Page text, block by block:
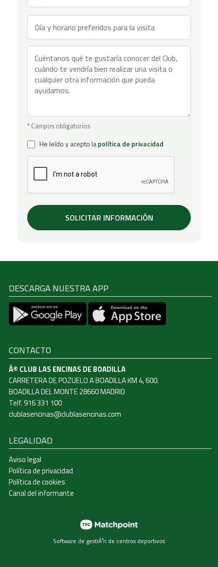
* Campos obligatorios
He leído y acepto lapolítica de privacidad
DESCARGA NUESTRA APP
CONTACTO
Â© CLUB LAS ENCINAS DE BOADILLA
CARRETERA DE POZUELO A BOADILLA KM 4, 600.
BOADILLA DEL MONTE 28660 MADRID
Telf. 916 331 100
clublasencinas@clublasencinas.com
LEGALIDAD
Aviso legal
Política de privacidad
Política de cookies
Canal del informante
Software de gestiÃ³n de centros deportivos